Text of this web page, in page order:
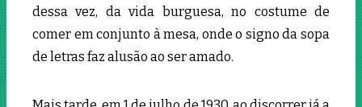
dessa vez, da vida burguesa, no costume de
comer em conjunto à mesa, onde o signo da sopa
de letras faz alusão ao ser amado.